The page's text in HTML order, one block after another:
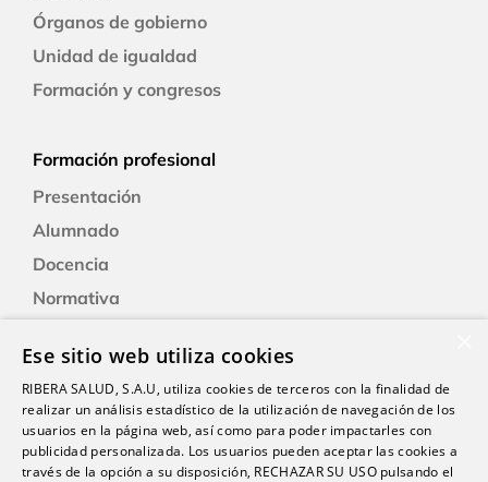
Órganos de gobierno
Unidad de igualdad
Formación y congresos
Formación profesional
Presentación
Alumnado
Docencia
Normativa
Alexia: plataforma educativa
Nuestro centro
Historia
Ese sitio web utiliza cookies
RIBERA SALUD, S.A.U, utiliza cookies de terceros con la finalidad de
realizar un análisis estadístico de la utilización de navegación de los
usuarios en la página web, así como para poder impactarles con
publicidad personalizada. Los usuarios pueden aceptar las cookies a
través de la opción a su disposición, RECHAZAR SU USO pulsando el